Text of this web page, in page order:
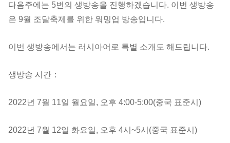
다음주에는 5번의 생방송을 진행하겠습니다. 이번 생방송
은 9월 조달축제를 위한 워밍업 방송입니다.
이번 생방송에서는 러시아어로 특별 소개도 해드립니다.
생방송 시간：
2022년 7월 11일 월요일, 오후 4:00-5:00(중국 표준시)
2022년 7월 12일 화요일, 오후 4시~5시(중국 표준시)